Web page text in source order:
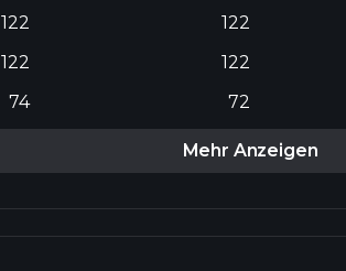
122 122
122 122
74 72
Mehr Anzeigen